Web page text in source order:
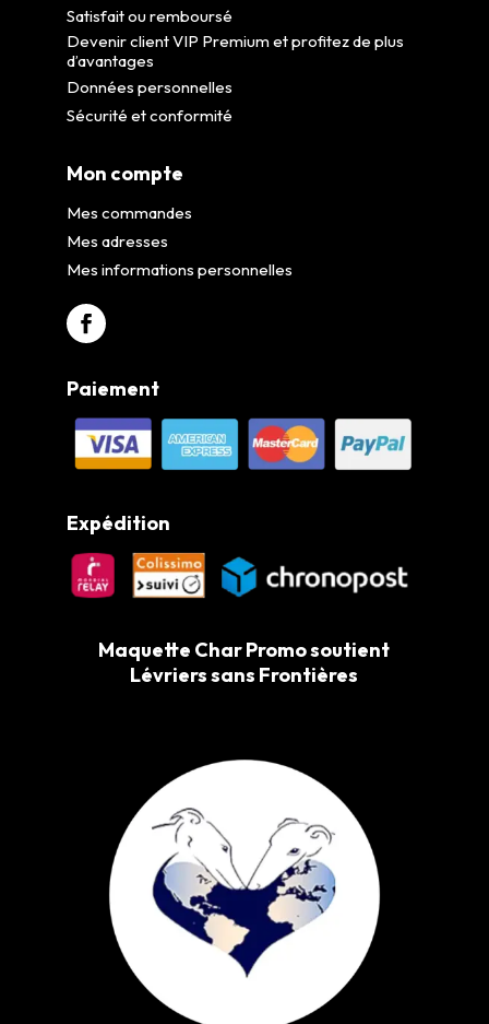
Satisfait ou remboursé
Devenir client VIP Premium et profitez de plus
d’avantages
Données personnelles
Sécurité et conformité
Mon compte
Mes commandes
Mes adresses
Mes informations personnelles
Paiement
Expédition
Maquette Char Promo soutient
Lévriers sans Frontières